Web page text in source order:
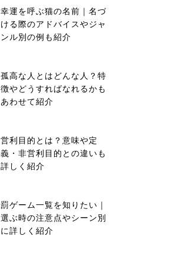
幸運を呼ぶ猫の名前｜名づ
ける際のアドバイスやジャ
ンル別の例も紹介
孤高な人とはどんな人？特
徴やどうすればなれるかも
あわせて紹介
営利目的とは？意味や定
義・非営利目的との違いも
詳しく紹介
罰ゲーム一覧を知りたい｜
選ぶ時の注意点やシーン別
に詳しく紹介